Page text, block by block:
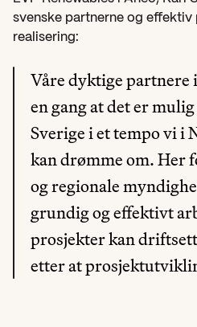
svenske partnerne og
realisering:
Våre dyktige partnere
en gang at det er
Sverige i et tempo vi i
kan drømme om. Her
og regionale
grundig og effektivt
prosjekter kan
etter at